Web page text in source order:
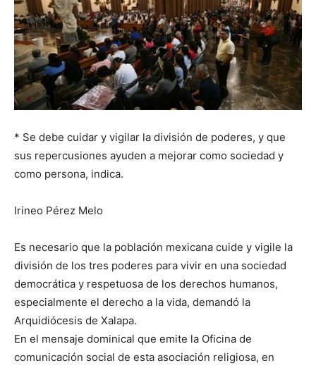
* Se debe cuidar y vigilar la división de poderes, y que
sus repercusiones ayuden a mejorar como sociedad y
como persona, indica.
Irineo Pérez Melo
Es necesario que la población mexicana cuide y vigile la
división de los tres poderes para vivir en una sociedad
democrática y respetuosa de los derechos humanos,
especialmente el derecho a la vida, demandó la
Arquidiócesis de Xalapa.
En el mensaje dominical que emite la Oficina de
comunicación social de esta asociación religiosa, en